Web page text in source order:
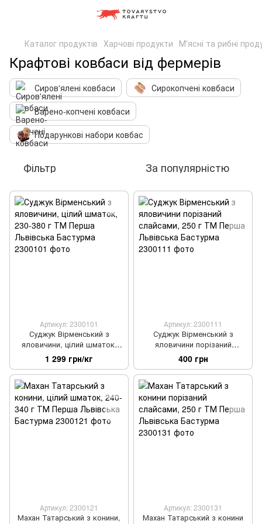
Каталог продуктів Харчові продукти Мʼясні та рибні
Крафтові ковбаси від фермерів
Сиров'ялені ковбаси
Сирокопчені ковбаси
Варено-копчені ковбаси
Подарункові набори ковбас
Фільтр За популярністю
Артикул: 2300101
Суджук Вірменський з
яловичини, цілий шматок,
230-380 г ТМ Перша
Львівська Бастурма
1 299 грн/кг
Артикул: 2300111
Суджук Вірменський з
яловичини порізаний
слайсами, 250 г ТМ Перша
Львівська Бастурма
400 грн
Артикул: 2300121
Махан Татарський з конини,
Артикул: 2300131
Махан Татарський з конини